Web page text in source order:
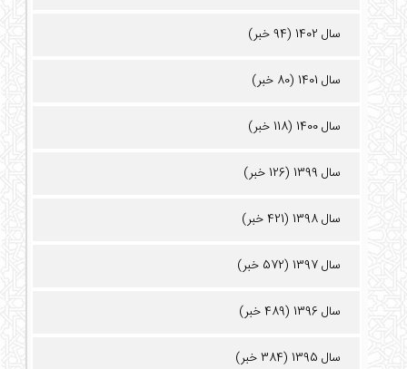
سال 1402 (94 خبر)
سال 1401 (80 خبر)
سال 1400 (118 خبر)
سال 1399 (126 خبر)
سال 1398 (421 خبر)
سال 1397 (572 خبر)
سال 1396 (489 خبر)
سال 1395 (384 خبر)